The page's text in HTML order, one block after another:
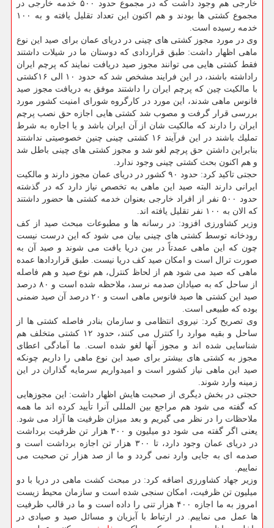
خارجی هم وجود داشت كه در مجموع حدود ۵۰۰ خدمه خارجی در
مجموع كشتی ها بودند و هم اكنون این تعداد تقلیل یافته و به ۱۰۰
خدمه رسیده است.
وی در مورد مجوز كشتی های چینی در دریای عمان برای صید این نوع
ماهی اظهار داشت: طبق قراردادی كه دوستان ما در شیلات داشتند
فقط كشتی هایی می توانند مجوز صید دریافت نمایند كه پرچم ایران
راداشته باشند، در این فرایند مشخص شد كه حدود ۱۰ الی ۱۶كشتی
با مالكیت چین كه پرچم ایران را داشتند موفق به دریافت مجوز صید
فانوس ماهی شدند، این مورد در كارگروه شورای امنیت كشور مورد
بررسی قرار گرفت و مصوب شد كشتی هایی اجازه حق نصب پرچم
ایران را دارند كه مالكیت شان از آن ایران باشد و یا اجاره به شرط
تملیك باشند در این فرآیند ۱۶ كشتی چینی چنین خصوصیتی نداشتند
بنابراین داشتن حق پرچم لغو شد و مجوز كشتی های چینی باطل شد
و هم اكنون بحث كشتی چینی وجود ندارد.
حجتی تاكید كرد: حدود ۹۰ كشور در دریای عمان مجوز دارند و مالكیت
ایرانی دارند البته صید این ماهی به تخصص نیاز دارد كه در گذشته
حدود ۵۰۰ نفر از افراد خارجی بعنوان خدمه كشتی ها حضور داشتند
كه الان به ۱۰۰ نفر تقلیل یافته اند.
وزیر كشاورزی افزود: در رسانه ها و مطبوعات مبحث صید از كف
رودخانه توسط كشتی های چینی بیان می شود كه این درست نیست
چون كه این ماهی عمدتاً در بین دریا یافت می شوند و صید آن به
صورت ترال است و امكان صید كف دریا نیست. طبق قراردادها عمده
ماهی كه صید می شود هم از لحاظ كنترل، هم نوع صید و هم فاصله
از ساحل كه به صیادان صدمه نرسد، ملاحظه شده است و ۸۰ درصد
صید این كشتی ها صید فانوس ماهی است و ۲۰ درصد آن صید ضمنی
بوده كه طبیعی است.
وی تصریح كرد: نیروی انتظامی و سازمان بنادر فاصله كشتی ها از
ساحل و بقیه موارد را كنترل می كنند، حدود ۱۲ كشتی متخلف هم
شناسایی شده اند و مجوز آنها لغو شده است. ما آمادگی اعطای
مجوز به كشتی های بیشتر برای صید این نوع ماهی را داریم چونكه
صید این ماهی نیاز كشور است و امیدواریم سرمایه گذاران در این
زمینه وارد شوند.
حجتی در بخش دیگری از صحبت هایش اظهار داشت: این مجوزهایی
كه گفته می شود هم مراجع بین المللی آنرا تأیید كرده اند ما همه
ملاحظات را در نظر می گیریم و بعد میزان ظرفیت ها آزاد می شود.
یعنی اگر گفته می شود دو میلیون و ۳۰۰ هزار تن ظرفیت برداشت
در دریای عمان وجود دارد، تا ۳۰۰ هزار تن اجازه برداشت است و
صدمه ای به جایی وارد نمی گردد و ما از صد هزار تن صحبت می
نماییم.
وزیر جهاد كشاورزی اضافه كرد: در مبحث كشت ماهی در دریا با دو
میلیون تن ظرفیت، امكان سنجی شده است و سازمان محیط زیست
امروز به ما اجازه ۴۰۰ هزار تنی را داده است و ما در قالب ظرفیت
ها عمل می نماییم. در ارتباط با آبزیان و مسائل صید و صیادی در